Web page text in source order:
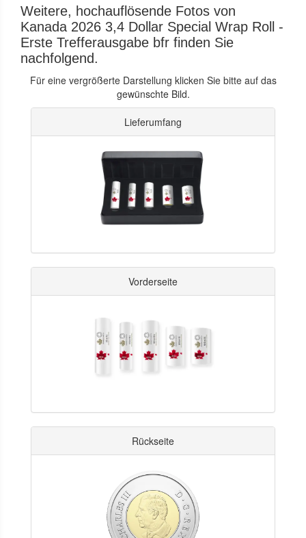
Weitere, hochauflösende Fotos von
Kanada 2026 3,4 Dollar Special Wrap Roll -
Erste Trefferausgabe bfr finden Sie
nachfolgend.
Für eine vergrößerte Darstellung klicken Sie bitte auf das
gewünschte Bild.
Lieferumfang
Vorderseite
Rückseite